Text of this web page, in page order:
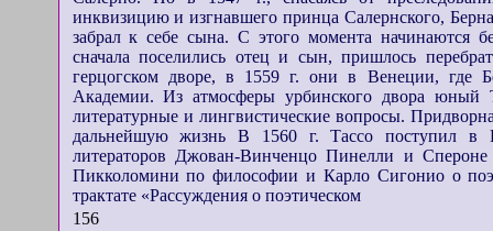
инквизицию и изгнавшего принца Салернского,
забрал к себе сына. С этого момента начинаются
сначала поселились отец и сын, пришлось
герцогском дворе, в 1559 г. они в Венеции, где
Академии. Из атмосферы урбинского двора
литературные и лингвистические вопросы.
дальнейшую жизнь В 1560 г. Тассо поступил в
литераторов Джован-Винченцо Пинелли и
Пикколомини по философии и Карло Сигонио о
трактате «Рассуждения о поэтическом
156